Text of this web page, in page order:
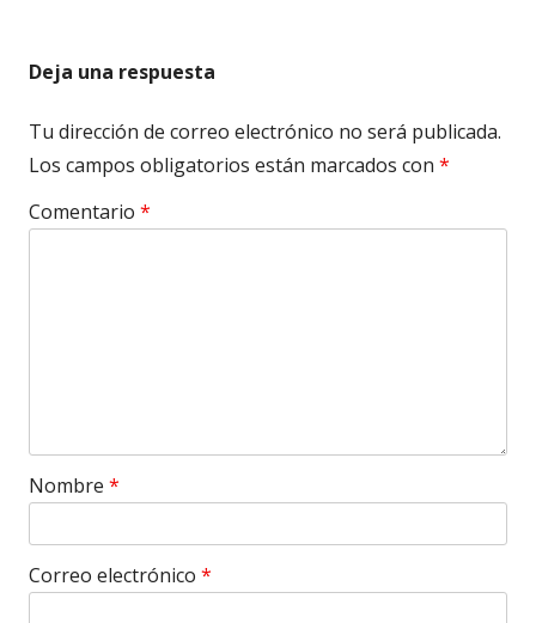
Deja una respuesta
Tu dirección de correo electrónico no será publicada.
Los campos obligatorios están marcados con *
Comentario *
Nombre *
Correo electrónico *